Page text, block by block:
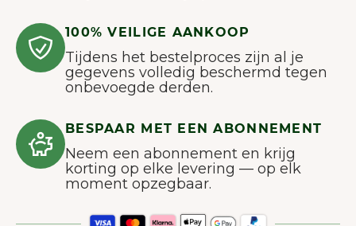
100% VEILIGE AANKOOP
Tijdens het bestelproces zijn al je
gegevens volledig beschermd tegen
onbevoegde derden.
BESPAAR MET EEN ABONNEMENT
Neem een abonnement en krijg
korting op elke levering — op elk
moment opzegbaar.